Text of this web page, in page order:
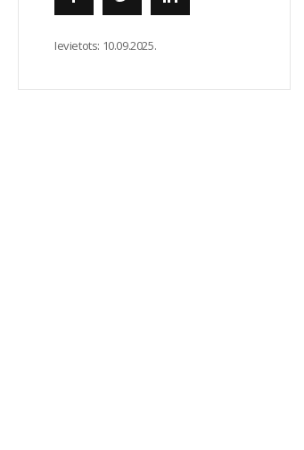
Ievietots: 10.09.2025.